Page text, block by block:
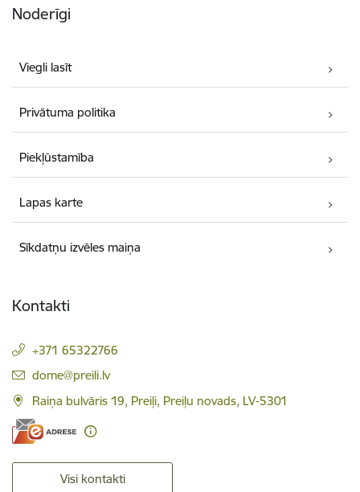
Noderīgi
Viegli lasīt
Privātuma politika
Piekļūstamība
Lapas karte
Sīkdatņu izvēles maiņa
Kontakti
+371 65322766
E-pasts:
dome@preili.lv
Raiņa bulvāris 19, Preiļi, Preiļu novads, LV-5301
Visi kontakti